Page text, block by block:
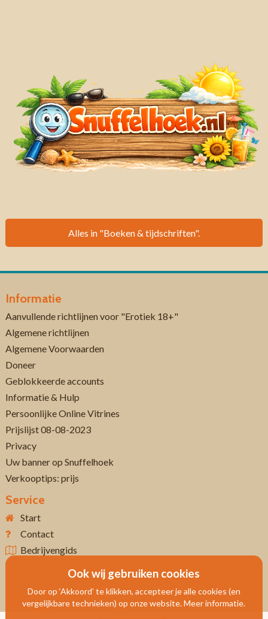
Alles in "Boeken & tijdschriften".
Informatie
Aanvullende richtlijnen voor "Erotiek 18+"
Algemene richtlijnen
Algemene Voorwaarden
Doneer
Geblokkeerde accounts
Informatie & Hulp
Persoonlijke Online Vitrines
Prijslijst 08-08-2023
Privacy
Uw banner op Snuffelhoek
Verkooptips: prijs
Service
Start
Contact
Bedrijvengids
Ook wij gebruiken cookies
Door op ‘Akkoord’ te klikken, accepteer je alle cookies (en
vergelijkbare technieken) op onze website. Meer informatie.